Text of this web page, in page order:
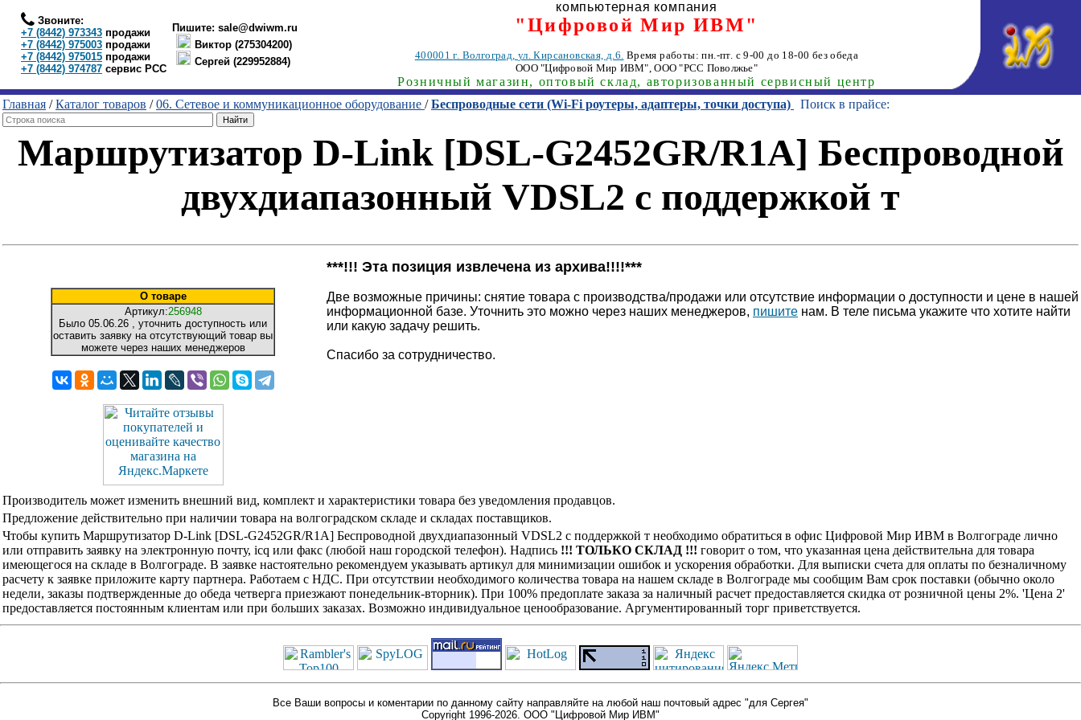
Звоните:
+7 (8442) 973343 продажи
+7 (8442) 975003 продажи
+7 (8442) 975015 продажи
+7 (8442) 974787 сервис РСС
Пишите: sale@dwiwm.ru
Виктор (275304200)
Сергей (229952884)
компьютерная компания
"Цифровой Мир ИВМ"
400001г. Волгоград, ул. Кирсановская, д.6. Время работы: пн.-пт. с 9-00 до 18-00 без обеда
ООО "Цифровой Мир ИВМ", ООО "РСС Поволжье"
Розничный магазин, оптовый склад, авторизованный сервисный центр
Главная /Каталог товаров /06. Сетевое и коммуникационное оборудование /Беспроводные сети (Wi-Fi роутеры, адаптеры, точки доступа) Поиск в прайсе:
Маршрутизатор D-Link [DSL-G2452GR/R1A] Беспроводной
двухдиапазонный VDSL2 с поддержкой т
О товаре
Артикул:256948
Было 05.06.26 , уточнить доступность или
оставить заявку на отсутствующий товар вы
можете через наших менеджеров
***!!! Эта позиция извлечена из архива!!!!***
Две возможные причины: снятие товара с производства/продажи или отсутствие информации о доступности и цене в нашей
информационной базе. Уточнить это можно через наших менеджеров, пишите нам. В теле письма укажите что хотите найти
или какую задачу решить.
Спасибо за сотрудничество.
Производитель может изменить внешний вид, комплект и характеристики товара без уведомления продавцов.
Предложение действительно при наличии товара на волгоградском складе и складах поставщиков.
Чтобы купить Маршрутизатор D-Link [DSL-G2452GR/R1A] Беспроводной двухдиапазонный VDSL2 с поддержкой т необходимо обратиться в офис Цифровой Мир ИВМ в Волгограде лично
или отправить заявку на электронную почту, icq или факс (любой наш городской телефон). Надпись !!! ТОЛЬКО СКЛАД !!! говорит о том, что указанная цена действительна для товара
имеющегося на складе в Волгограде. В заявке настоятельно рекомендуем указывать артикул для минимизации ошибок и ускорения обработки. Для выписки счета для оплаты по безналичному
расчету к заявке приложите карту партнера. Работаем с НДС. При отсутствии необходимого количества товара на нашем складе в Волгограде мы сообщим Вам срок поставки (обычно около
недели, заказы подтвержденные до обеда четверга приезжают понедельник-вторник). При 100% предоплате заказа за наличный расчет предоставляется скидка от розничной цены 2%. 'Цена 2'
предоставляется постоянным клиентам или при больших заказах. Возможно индивидуальное ценообразование. Аргументированный торг приветствуется.
Все Ваши вопросы и коментарии по данному сайту направляйте на любой наш почтовый адрес "для Сергея"
Copyright 1996-2026. ООО "Цифровой Мир ИВМ"